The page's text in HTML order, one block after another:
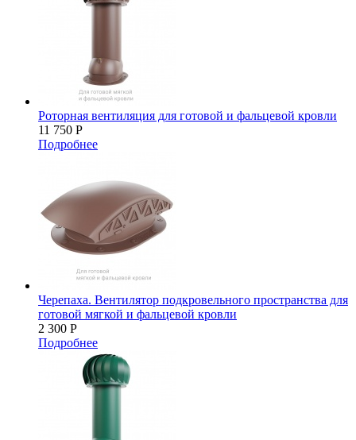
Роторная вентиляция для готовой и фальцевой кровли
11 750 Р
Подробнее
Черепаха. Вентилятор подкровельного пространства для
готовой мягкой и фальцевой кровли
2 300 Р
Подробнее